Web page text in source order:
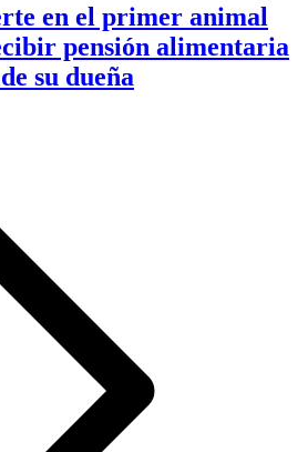
en el primer animal
pensión alimentaria
su dueña